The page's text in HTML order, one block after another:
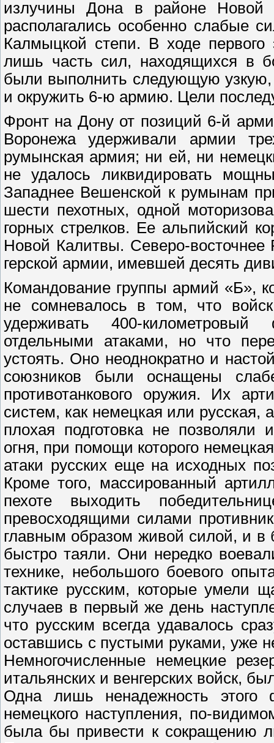
излучины Дона в районе Новой
располагались особенно слабые
Калмыцкой степи. В ходе первого
лишь часть сил, находящихся в
были выполнить следующую узкую,
и окружить 6-ю армию. Цели
Фронт на Дону от позиций 6-й
Воронежа удерживали армии
румынская армия; ни ей, ни
не удалось ликвидировать
Западнее Вешенской к румынам
шести пехотных, одной
горных стрелков. Ее альпийский
Новой Калитвы. Северо-
герской армии, имевшей десять
Командование группы армий «Б»,
не сомневалось в том, что
удерживать 400-
отдельными атаками, но что
устоять. Оно неоднократно и
союзников были оснащены
противотанкового оружия. Их
систем, как немецкая или русская,
плохая подготовка не позволяли
огня, при помощи которого
атаки русских еще на исходных
Кроме того, массированный
пехоте выходить
превосходящими силами
главным образом живой силой, и в
быстро таяли. Они нередко
технике, небольшого боевого
тактике русским, которые умели
случаев в первый же день
что русским всегда удавалось
оставшись с пустыми руками, уже
Немногочисленные немецкие
итальянских и венгерских войск,
Одна лишь ненадежность этого
немецкого наступления, по-
была бы привести к сокращению